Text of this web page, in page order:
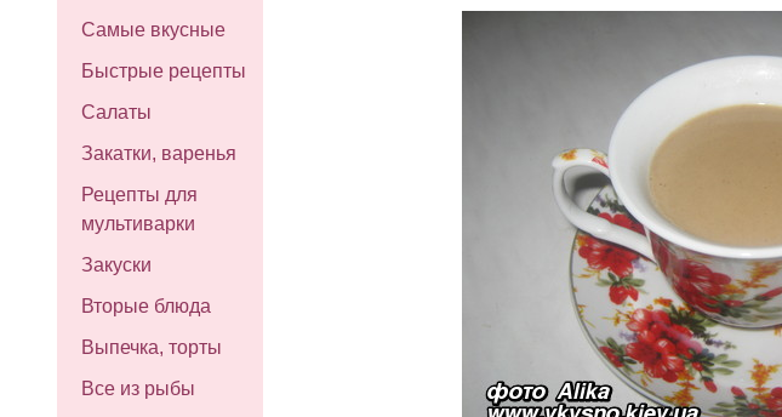
Самые вкусные
Быстрые рецепты
Салаты
Закатки, варенья
Рецепты для
мультиварки
Закуски
Вторые блюда
Выпечка, торты
Все из рыбы